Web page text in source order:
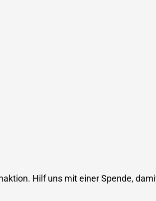
Hilf uns mit einer Spende,